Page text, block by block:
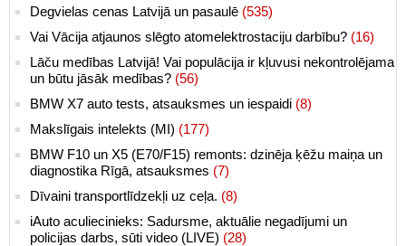
Degvielas cenas Latvijā un pasaulē (535)
Vai Vācija atjaunos slēgto atomelektrostaciju darbību? (16)
Lāču medības Latvijā! Vai populācija ir kļuvusi nekontrolējama
un būtu jāsāk medības? (56)
BMW X7 auto tests, atsauksmes un iespaidi (8)
Makslīgais intelekts (MI) (177)
BMW F10 un X5 (E70/F15) remonts: dzinēja ķēžu maiņa un
diagnostika Rīgā, atsauksmes (7)
Dīvaini transportlīdzekļi uz ceļa. (8)
iAuto aculiecinieks: Sadursme, aktuālie negadījumi un
policijas darbs, sūti video (LIVE) (28)